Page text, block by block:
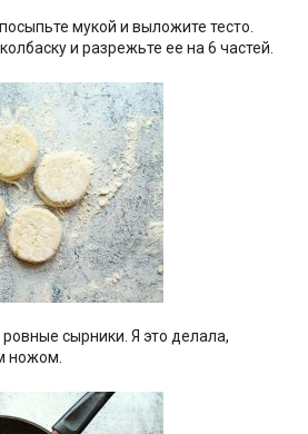
мукой и выложите тесто.
и разрежьте ее на 6 частей.
сырники. Я это делала,
ножом.